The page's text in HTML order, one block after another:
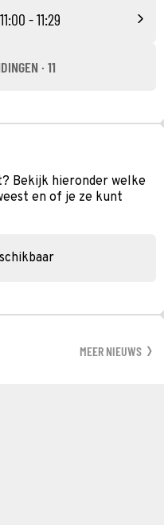
- 11:29
· 11
Bekijk hieronder welke
en of je ze kunt
MEER NIEUWS